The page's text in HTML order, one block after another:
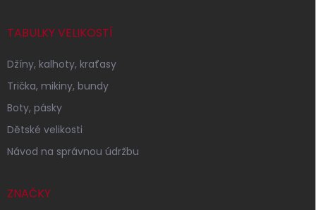
TABULKY VELIKOSTÍ
Džíny, kalhoty, kraťasy
Trička, mikiny, bundy
Boty, pásky
Dětské velikosti
Návod na správnou údržbu
ZNAČKY